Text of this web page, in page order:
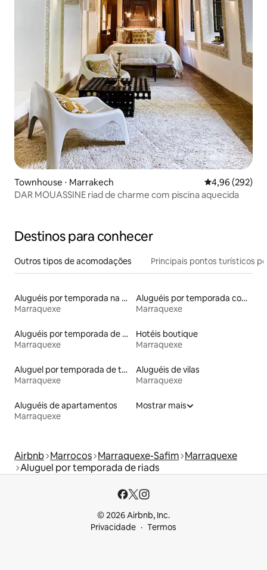
Townhouse ⋅ Marrakech 4,96 de uma
4,96 (292)
DAR MOUASSINE riad de charme com piscina aquecida
Destinos para conhecer
Outros tipos de acomodações Principais pontos turísticos
Aluguéis por temporada na orla
Marraquexe
Aluguéis por temporada com café da manhã
Marraquexe
Aluguéis por temporada de acomodações de luxo
Marraquexe
Hotéis boutique
Marraquexe
Aluguel por temporada de townhouses
Marraquexe
Aluguéis de vilas
Marraquexe
Aluguéis de apartamentos
Marraquexe
Mostrar mais
Airbnb Marrocos Marraquexe-Safim Marraquexe
Aluguel por temporada de riads
© 2026 Airbnb, Inc.
Privacidade
Termos